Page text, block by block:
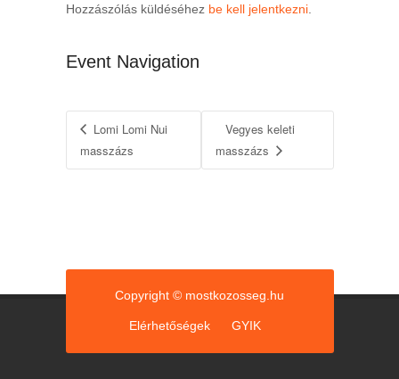
Hozzászólás küldéséhez be kell jelentkezni.
Event Navigation
Lomi Lomi Nui
masszázs
Vegyes keleti
masszázs
Copyright © mostkozosseg.hu
Elérhetőségek GYIK